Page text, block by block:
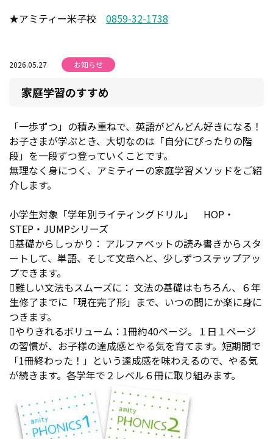
★アミティー米子校 0859-32-1738
2026.05.27 お知らせ
家庭学習のすすめ
「一歩ずつ」の積み重ねで、英語がどんどん好きになる！
お子さまが学ぶとき、大切なのは「自分にぴったりの階
段」を一段ずつ登っていくことです。
無理なく身につく、アミティーの家庭学習メソッドをご紹
介します。
小学生対象「学年別ライティングドリル」 HOP・
STEP・JUMPシリーズ
基礎からしっかり： アルファベットの読み書きからスタ
ートして、単語、そして文章へと、少しずつステップアッ
プできます。
難しい文法もスムーズに： 文法の基礎はもちろん、６年
生修了までに「現在完了形」まで、いつの間にか楽に身に
つきます。
やりきれるボリューム：1冊約40ページ。１日１ページ
の習慣が、お子様の達成感とやる気を育てます。短期間で
「1冊終わった！」という達成感を味わえるので、やる気
が続きます。各学年で２レベル６冊に取り組みます。